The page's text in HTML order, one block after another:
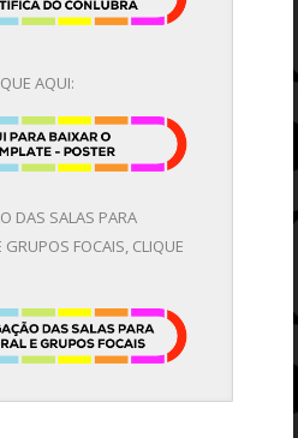
AQUI:
DAS SALAS PARA
FOCAIS, CLIQUE